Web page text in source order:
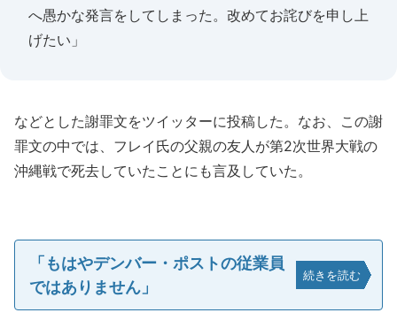
へ愚かな発言をしてしまった。改めてお詫びを申し上
げたい」
などとした謝罪文をツイッターに投稿した。なお、この謝
罪文の中では、フレイ氏の父親の友人が第2次世界大戦の
沖縄戦で死去していたことにも言及していた。
「もはやデンバー・ポストの従業員
ではありません」
続きを読む